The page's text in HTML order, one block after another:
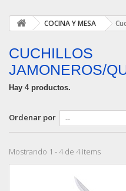
COCINA Y MESA
CUCHILLOS
JAMONEROS/
Hay 4 productos.
Ordenar por
Mostrando 1 - 4 de 4 items